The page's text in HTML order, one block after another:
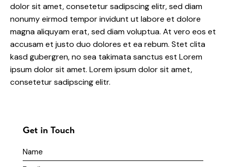
dolor sit amet, consetetur sadipscing elitr, sed diam
nonumy eirmod tempor invidunt ut labore et dolore
magna aliquyam erat, sed diam voluptua. At vero eos et
accusam et justo duo dolores et ea rebum. Stet clita
kasd gubergren, no sea takimata sanctus est Lorem
ipsum dolor sit amet. Lorem ipsum dolor sit amet,
consetetur sadipscing elitr.
Get in Touch